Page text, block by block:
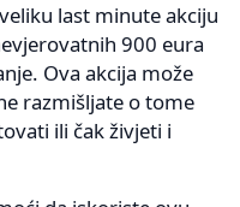
last minute akciju
900 eura
Ova akcija može
razmišljate o tome
ili čak živjeti i